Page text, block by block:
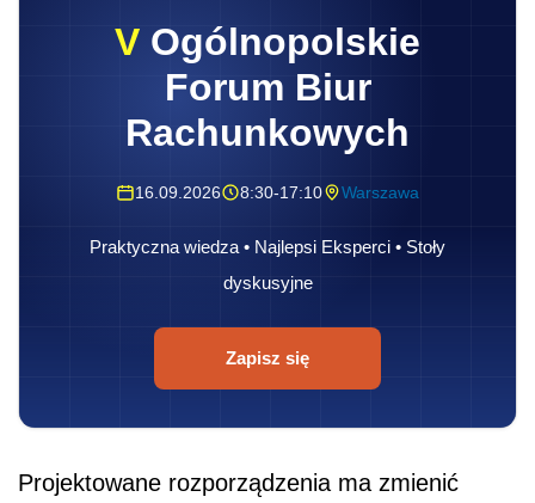
V Ogólnopolskie
Forum Biur
Rachunkowych
16.09.2026 8:30-17:10 Warszawa
Praktyczna wiedza • Najlepsi Eksperci • Stoły
dyskusyjne
Zapisz się
Projektowane rozporządzenia ma zmienić